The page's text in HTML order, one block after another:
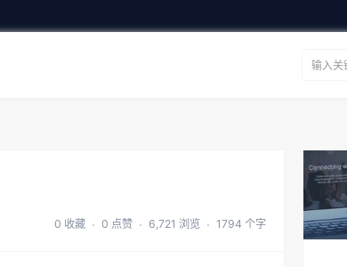
0 收藏 0 点赞 6,721 浏览 1794 个字